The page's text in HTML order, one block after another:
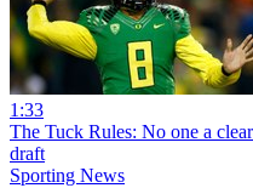
1:33
The Tuck Rules: No one a
draft
Sporting News